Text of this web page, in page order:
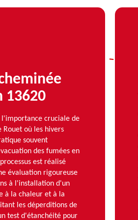
13620
l'importance cruciale de
où les hivers
souvent
des fumées en
est réalisé
évaluation rigoureuse
à l'installation d'un
à la chaleur et à la
les déperditions de
test d'étanchéité pour